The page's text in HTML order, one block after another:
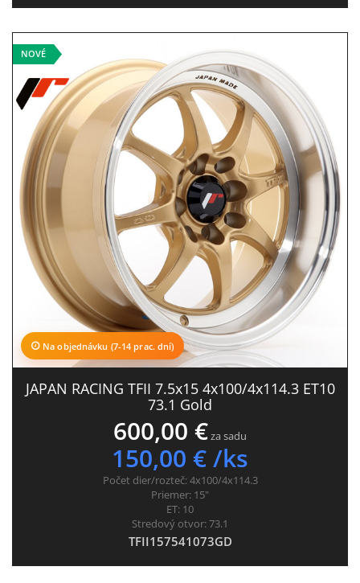
NOVÉ
Na objednávku (7-14 prac. dní)
JAPAN RACING TFII 7.5x15 4x100/4x114.3 ET10
73.1 Gold
600,00 €za sadu
150,00 € /ks
Počet dier/rozteč:4x100/4x114.3
Priemer: 15"
ET: 10
Stredový otvor:73.1
TFII157541073GD